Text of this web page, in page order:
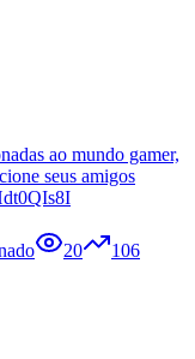
ao mundo gamer,
seus amigos
20 106